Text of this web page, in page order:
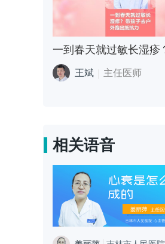
王斌 主任医师
相关语音